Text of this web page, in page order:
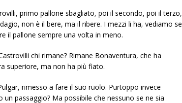
primo pallone sbagliato, poi il secondo, poi il terzo,
non è il bere, ma il ribere. I mezzi li ha, vediamo se
il pallone sempre una volta in meno.
chi rimane? Rimane Bonaventura, che ha
superiore, ma non ha più fiato.
rimesso a fare il suo ruolo. Purtoppo invece
passaggio? Ma possibile che nessuno se ne sia